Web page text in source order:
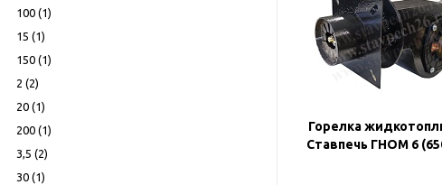
100 (1)
15 (1)
150 (1)
2 (2)
20 (1)
200 (1)
3,5 (2)
30 (1)
Горелка
Ставпечь ГНОМ 6